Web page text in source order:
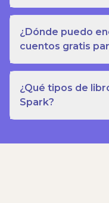
¿Dónde puedo
cuentos gratis
¿Qué tipos de
Spark?